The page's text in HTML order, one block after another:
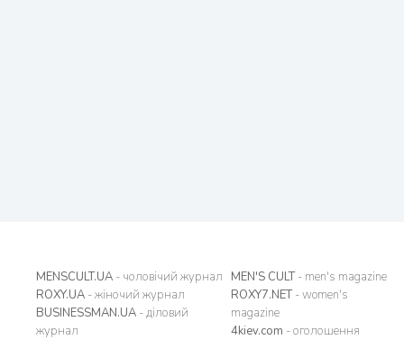
MENSCULT.UA - чоловічий журнал
ROXY.UA - жіночий журнал
BUSINESSMAN.UA - діловий
журнал
MEN'S CULT- men's magazine
ROXY7.NET- women's
magazine
4kiev.com - оголошення